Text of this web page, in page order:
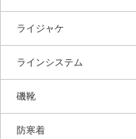
ライジャケ
ラインシステム
磯靴
防寒着